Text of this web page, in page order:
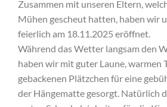
Zusammen mit unseren Eltern,
Mühen gescheut hatten, haben wir
feierlich am 18.11.2025 eröffnet.
Während das Wetter langsam den
haben wir mit guter Laune, warmen
gebackenen Plätzchen für eine
der Hängematte gesorgt. Natürlich